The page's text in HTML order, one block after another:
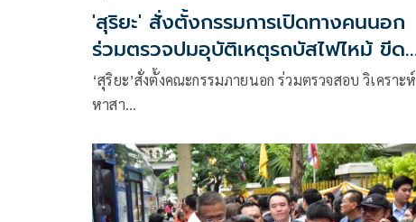
'สุริยะ' สั่งตั้งกรรมการเปิดทางคนนอก
ร่วมตรวจปมอุบัติเหตุรถบัสไฟไหม้ ขีด
เส้นสรุปผล15วัน
‘สุริยะ’สั่งตั้งคณะกรรมภายนอก ร่วมตรวจสอบ วิเคราะห์
หาสา…